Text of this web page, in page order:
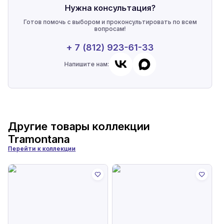
Нужна консультация?
Готов помочь с выбором и проконсультировать по всем
вопросам!
+ 7 (812) 923-61-33
Напишите нам:
Другие товары коллекции
Tramontana
Перейти к коллекции